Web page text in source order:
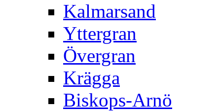
Kalmarsand
Yttergran
Övergran
Krägga
Biskops-Arnö